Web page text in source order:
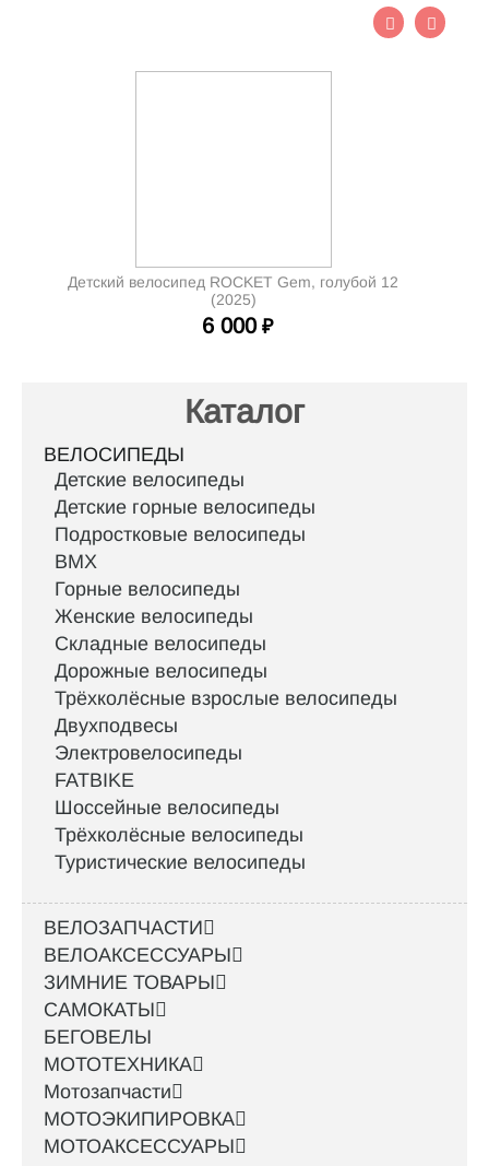
Детский велосипед ROCKET Gem, голубой 12
(2025)
6 000 ₽
Каталог
ВЕЛОСИПЕДЫ
Детские велосипеды
Детские горные велосипеды
Подростковые велосипеды
BMX
Горные велосипеды
Женские велосипеды
Складные велосипеды
Дорожные велосипеды
Трёхколёсные взрослые велосипеды
Двухподвесы
Электровелосипеды
FATBIKE
Шоссейные велосипеды
Трёхколёсные велосипеды
Туристические велосипеды
ВЕЛОЗАПЧАСТИ
ВЕЛОАКСЕССУАРЫ
ЗИМНИЕ ТОВАРЫ
САМОКАТЫ
БЕГОВЕЛЫ
МОТОТЕХНИКА
Мотозапчасти
МОТОЭКИПИРОВКА
МОТОАКСЕССУАРЫ